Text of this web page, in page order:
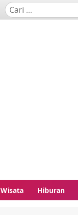
Wisata Hiburan